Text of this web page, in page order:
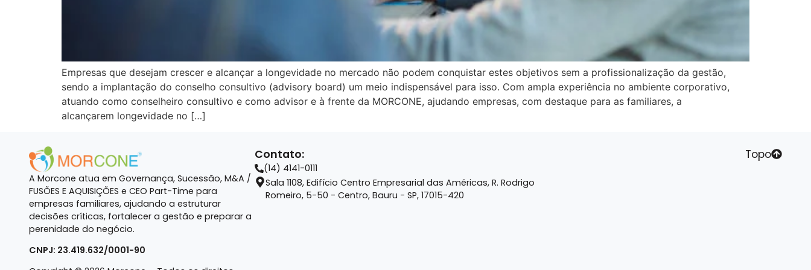
Empresas que desejam crescer e alcançar a longevidade no mercado não podem conquistar estes objetivos sem a profissionalização da gestão,
sendo a implantação do conselho consultivo (advisory board) um meio indispensável para isso. Com ampla experiência no ambiente corporativo,
atuando como conselheiro consultivo e como advisor e à frente da MORCONE, ajudando empresas, com destaque para as familiares, a
alcançarem longevidade no […]
A Morcone atua em Governança, Sucessão, M&A /
FUSÕES E AQUISIÇÕES e CEO Part-Time para
empresas familiares, ajudando a estruturar
decisões críticas, fortalecer a gestão e preparar a
perenidade do negócio.
CNPJ: 23.419.632/0001-90
Contato:
(14) 4141-0111
Sala 1108, Edifício Centro Empresarial das Américas, R. Rodrigo
Romeiro, 5-50 - Centro, Bauru - SP, 17015-420
Topo